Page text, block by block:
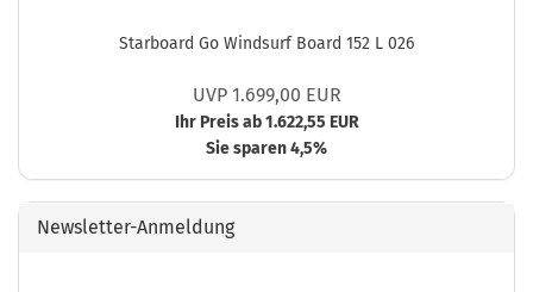
Starboard Go Windsurf Board 152 L 026
UVP 1.699,00 EUR
Ihr Preis ab 1.622,55 EUR
Sie sparen 4,5%
Newsletter-Anmeldung